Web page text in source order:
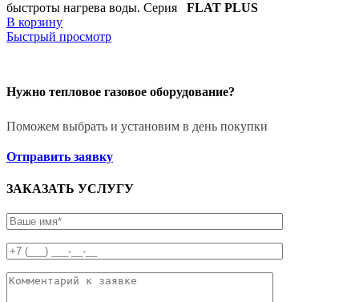
быстроты нагрева воды. Серия FLAT PLUS
В корзину
Быстрый просмотр
Нужно тепловое газовое оборудование?
Поможем выбрать и установим в день покупки
Отправить заявку
ЗАКАЗАТЬ УСЛУГУ